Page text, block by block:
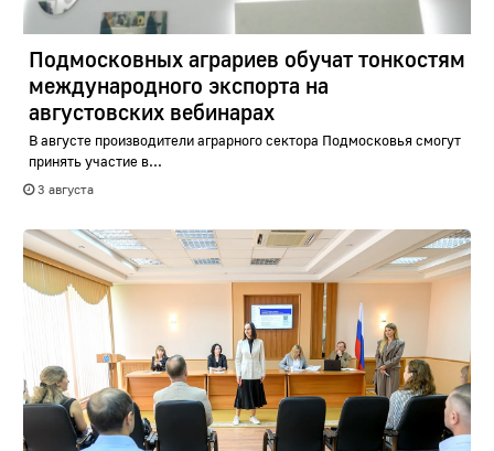
Подмосковных аграриев обучат тонкостям
международного экспорта на
августовских вебинарах
В августе производители аграрного сектора Подмосковья смогут
принять участие в...
3 августа